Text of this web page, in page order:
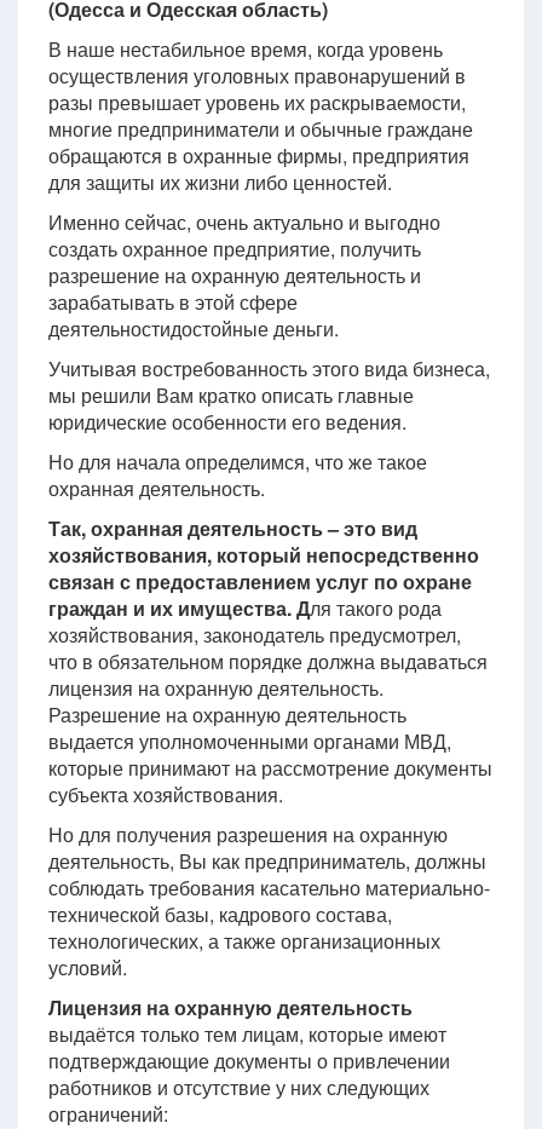
(Одесса и Одесская область)
В наше нестабильное время, когда уровень
осуществления уголовных правонарушений в
разы превышает уровень их раскрываемости,
многие предприниматели и обычные граждане
обращаются в охранные фирмы, предприятия
для защиты их жизни либо ценностей.
Именно сейчас, очень актуально и выгодно
создать охранное предприятие, получить
разрешение на охранную деятельность и
зарабатывать в этой сфере
деятельностидостойные деньги.
Учитывая востребованность этого вида бизнеса,
мы решили Вам кратко описать главные
юридические особенности его ведения.
Но для начала определимся, что же такое
охранная деятельность.
Так, охранная деятельность – это вид
хозяйствования, который непосредственно
связан с предоставлением услуг по охране
граждан и их имущества. Для такого рода
хозяйствования, законодатель предусмотрел,
что в обязательном порядке должна выдаваться
лицензия на охранную деятельность.
Разрешение на охранную деятельность
выдается уполномоченными органами МВД,
которые принимают на рассмотрение документы
субъекта хозяйствования.
Но для получения разрешения на охранную
деятельность, Вы как предприниматель, должны
соблюдать требования касательно материально-
технической базы, кадрового состава,
технологических, а также организационных
условий.
Лицензия на охранную деятельность
выдаётся только тем лицам, которые имеют
подтверждающие документы о привлечении
работников и отсутствие у них следующих
ограничений: